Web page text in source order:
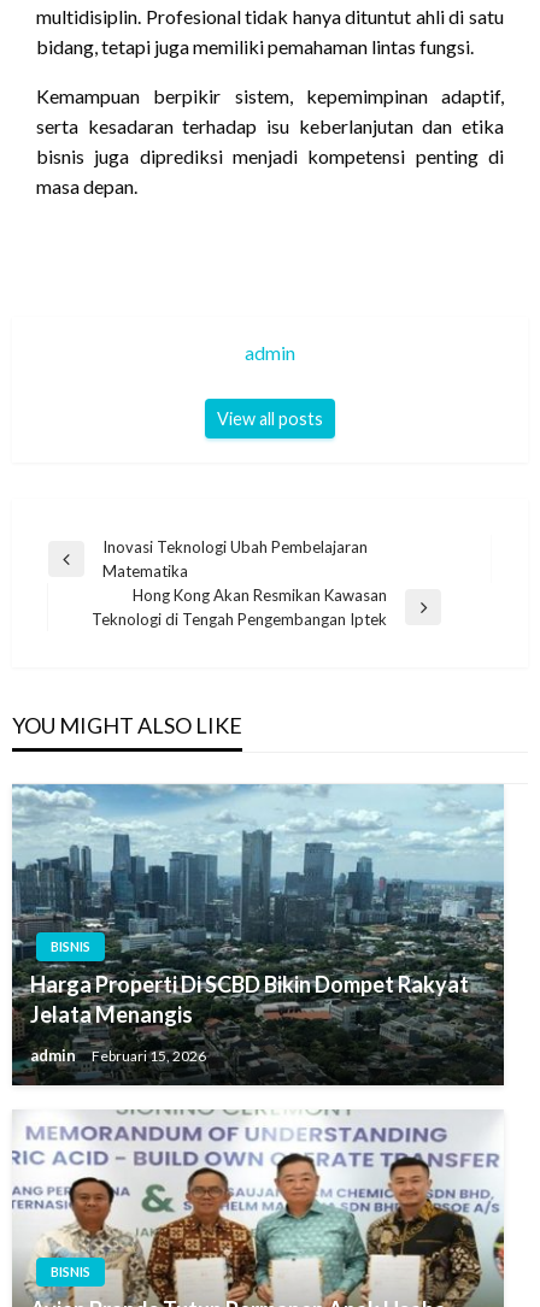
multidisiplin. Profesional tidak hanya dituntut ahli di satu
bidang, tetapi juga memiliki pemahaman lintas fungsi.
Kemampuan berpikir sistem, kepemimpinan adaptif,
serta kesadaran terhadap isu keberlanjutan dan etika
bisnis juga diprediksi menjadi kompetensi penting di
masa depan.
admin
View all posts
Navigasi
Previous
Inovasi Teknologi Ubah Pembelajaran
Matematika
Next
Hong Kong Akan Resmikan Kawasan
Teknologi di Tengah Pengembangan Iptek
YOU MIGHT ALSO LIKE
BISNIS
Harga Properti Di SCBD Bikin Dompet Rakyat
Jelata Menangis
admin Februari 15, 2026
BISNIS